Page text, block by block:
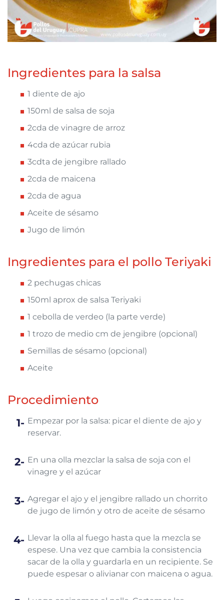
Ingredientes para la salsa
1 diente de ajo
150ml de salsa de soja
2cda de vinagre de arroz
4cda de azúcar rubia
3cdta de jengibre rallado
2cda de maicena
2cda de agua
Aceite de sésamo
Jugo de limón
Ingredientes para el pollo Teriyaki
2 pechugas chicas
150ml aprox de salsa Teriyaki
1 cebolla de verdeo (la parte verde)
1 trozo de medio cm de jengibre (opcional)
Semillas de sésamo (opcional)
Aceite
Procedimiento
Empezar por la salsa: picar el diente de ajo y
reservar.
En una olla mezclar la salsa de soja con el
vinagre y el azúcar
Agregar el ajo y el jengibre rallado un chorrito
de jugo de limón y otro de aceite de sésamo
Llevar la olla al fuego hasta que la mezcla se
espese. Una vez que cambia la consistencia
sacar de la olla y guardarla en un recipiente. Se
puede espesar o alivianar con maicena o agua.